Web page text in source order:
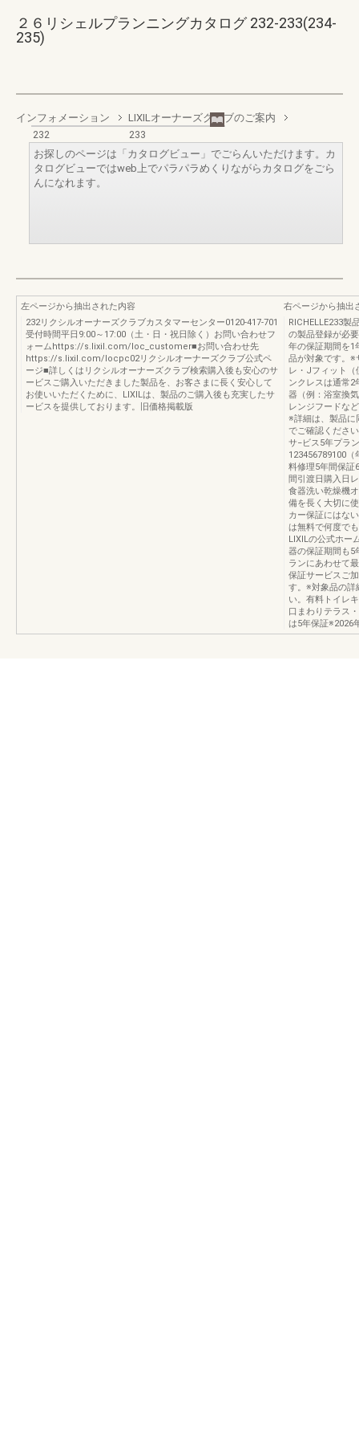
２６リシェルプランニングカタログ 232-233(234-
235)
インフォメーション
LIXILオーナーズクラブのご案内
232
233
お探しのページは「カタログビュー」でごらんいただけます。カ
タログビューではweb上でパラパラめくりながらカタログをごら
んになれます。
左ページから抽出された内容
232リクシルオーナーズクラブカスタマーセンター0120-417-701
受付時間平日9:00～17:00（土・日・祝日除く）お問い合わせフ
ォームhttps://s.lixil.com/loc_customer■お問い合わせ先
https://s.lixil.com/locpc02リクシルオーナーズクラブ公式ペ
ージ■詳しくはリクシルオーナーズクラブ検索購入後も安心のサ
ービスご購入いただきました製品を、お客さまに長く安心して
お使いいただくために、LIXILは、製品のご購入後も充実したサ
ービスを提供しております。旧価格掲載版
右ページから抽出
RICHELLE233製
の製品登録が必
年の保証期間を1
品が対象です。※
レ・Jフィット（
ンクレスは通常2
器（例：浴室換
レンジフードな
※詳細は、製品に
でご確認くださ
サ−ビス5年プラ
123456789100
料修理5年間保証
間引渡日購入日
食器洗い乾燥機
備を長く大切に
カー保証にはな
は無料で何度で
LIXILの公式ホー
器の保証期間も5
ランにあわせて
保証サービスご
す。※対象品の詳
い。有料トイレ
口まわりテラス
は5年保証※2026